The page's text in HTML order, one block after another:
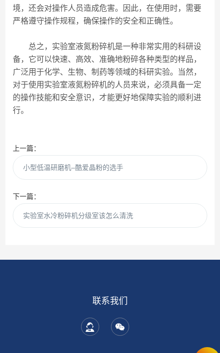
境，还会对操作人员造成危害。因此，在使用时，需要
严格遵守操作规程，确保操作的安全和正确性。
总之，实验室液氮粉碎机是一种非常实用的科研设
备，它可以快速、高效、准确地粉碎各种类型的样品，
广泛用于化学、生物、制药等领域的科研实验。当然，
对于使用实验室液氮粉碎机的人员来说，必须具备一定
的操作技能和安全意识，才能更好地保障实验的顺利进
行。
上一篇：
小型低温研磨机–酷爱晶粉的选手
下一篇：
实验室水冷粉碎机分级室该怎么清洗
联系我们